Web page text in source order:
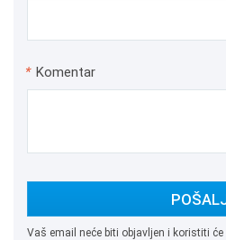
* Komentar
Vaš email neće biti objavljen i koristiti